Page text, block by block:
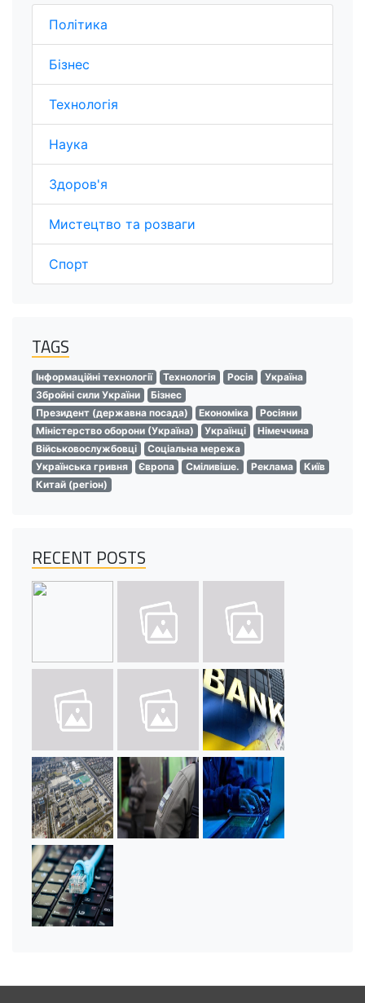
Політика
Бізнес
Технологія
Наука
Здоров'я
Мистецтво та розваги
Спорт
TAGS
Інформаційні технології Технологія Росія
Україна
Збройні сили України
Бізнес
Президент (державна посада)
Економіка
Росіяни
Міністерство оборони (Україна)
Українці
Німеччина
Військовослужбовці
Соціальна мережа
Українська гривня
Європа Сміливіше. Реклама
Київ
Китай (регіон)
RECENT POSTS